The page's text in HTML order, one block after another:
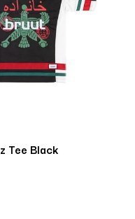
Tee Black